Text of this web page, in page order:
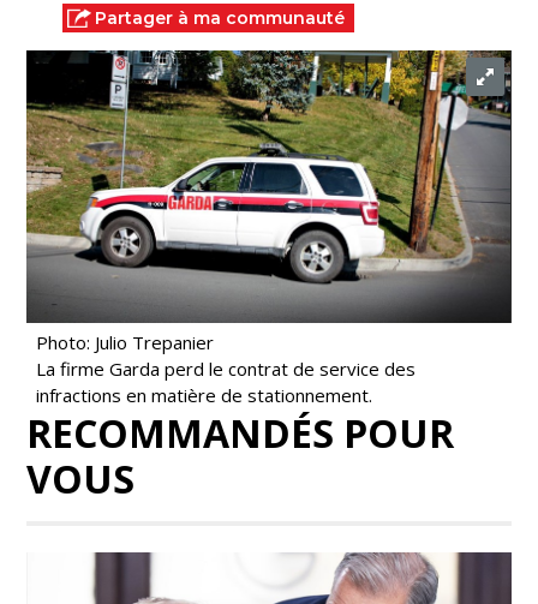
Partager à ma communauté
Photo: Julio Trepanier
La firme Garda perd le contrat de service des
infractions en matière de stationnement.
RECOMMANDÉS POUR
VOUS